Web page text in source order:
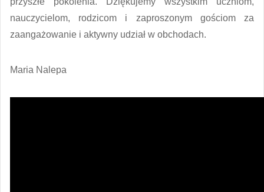
nauczycielom, rodzicom i zaproszonym gościom za
zaangażowanie i aktywny udział w obchodach.
Maria Nalepa